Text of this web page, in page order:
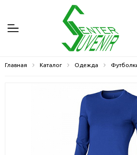
Главная Каталог Одежда